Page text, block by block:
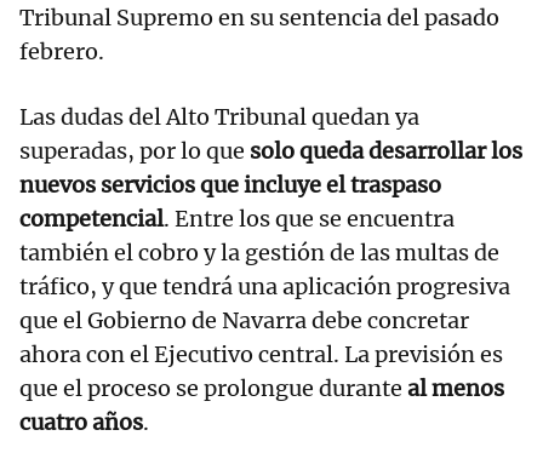
Tribunal Supremo en su sentencia del pasado
febrero.
Las dudas del Alto Tribunal quedan ya
superadas, por lo que solo queda desarrollar los
nuevos servicios que incluye el traspaso
competencial. Entre los que se encuentra
también el cobro y la gestión de las multas de
tráfico, y que tendrá una aplicación progresiva
que el Gobierno de Navarra debe concretar
ahora con el Ejecutivo central. La previsión es
que el proceso se prolongue durante al menos
cuatro años.